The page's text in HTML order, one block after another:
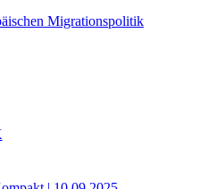
Migrationspolitik